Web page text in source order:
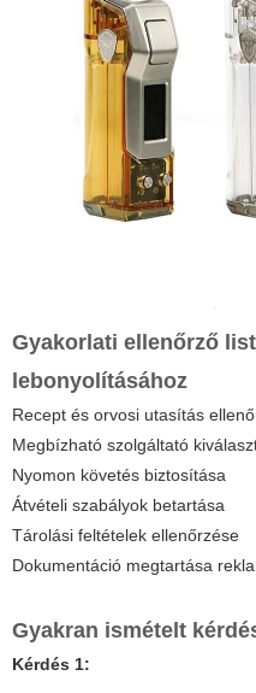
Gyakorlati ellenőrző
lebonyolításához
Recept és orvosi utasítás
Megbízható szolgáltató
Nyomon követés biztosítása
Átvételi szabályok betartása
Tárolási feltételek ellenőrzése
Dokumentáció megtartása
Gyakran ismételt
Kérdés 1: